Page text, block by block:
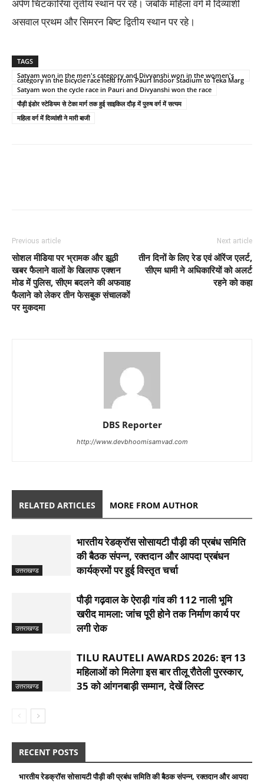
अर्पण चिटकारिया तृतीय स्थान पर रहे। जबकि महिला वर्ग में दिव्यांशी
असवाल प्रथम और सिमरन बिष्ट द्वितीय स्थान पर रहे।
TAGS
Satyam won in the men's category and Divyanshi won in the women's
category in the bicycle race held from Pauri Indoor Stadium to Teka Marg
Satyam won the cycle race in Pauri and Divyanshi won the race
पौड़ी इंडोर स्टेडियम से टेका मार्ग तक हुई साइकिल दौड़ में पुरुष वर्ग में सत्यम
महिला वर्ग में दिव्यांशी ने मारी बाजी
Previous article
सोशल मीडिया पर भ्रामक और झूठी
खबर फैलाने वालों के खिलाफ एक्शन
मोड में पुलिस, सीएम बदलने की अफवाह
फैलाने को लेकर तीन फेसबुक संचालकों
पर मुकदमा
Next article
तीन दिनों के लिए रेड एवं ऑरेंज एलर्ट,
सीएम धामी ने अधिकारियों को अलर्ट
रहने को कहा
DBS Reporter
http://www.devbhoomisamvad.com
RELATED ARTICLES MORE FROM AUTHOR
उत्तराखण्ड
भारतीय रेडक्रॉस सोसायटी पौड़ी की प्रबंध समिति
की बैठक संपन्न, रक्तदान और आपदा प्रबंधन
कार्यक्रमों पर हुई विस्तृत चर्चा
उत्तराखण्ड
पौड़ी गढ़वाल के ऐराड़ी गांव की 112 नाली भूमि
खरीद मामला: जांच पूरी होने तक निर्माण कार्य पर
लगी रोक
उत्तराखण्ड
TILU RAUTELI AWARDS 2026: इन 13
महिलाओं को मिलेगा इस बार तीलू रौतेली पुरस्कार,
35 को आंगनबाड़ी सम्मान, देखें लिस्ट
RECENT POSTS
भारतीय रेडक्रॉस सोसायटी पौड़ी की प्रबंध समिति की बैठक संपन्न, रक्तदान और आपदा